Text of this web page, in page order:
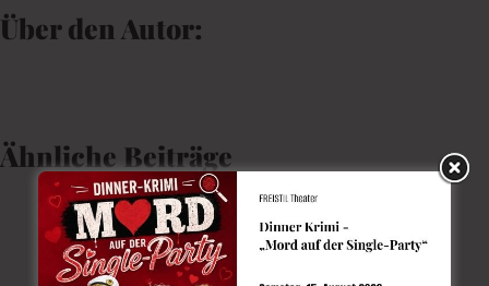
Über den Autor:
Ähnliche Beiträge